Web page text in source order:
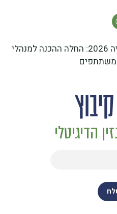
יריית הפתיחה לקראת רפסודיה 2026: החלה ההכנה למנהלי
הדיגיטלי